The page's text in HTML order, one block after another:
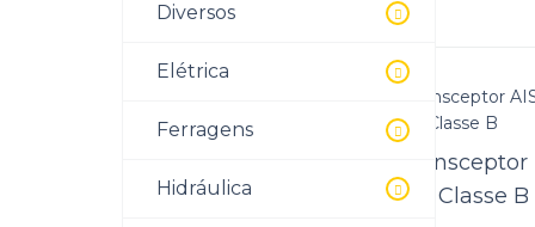
Diversos
Elétrica
Ferragens
Hidráulica
Transceptor
AIS Classe B